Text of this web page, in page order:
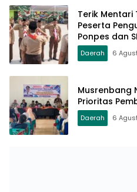
Terik Mentari
Peserta
Ponpes dan
Daerah 6
Musrenbang
Prioritas
Daerah 6